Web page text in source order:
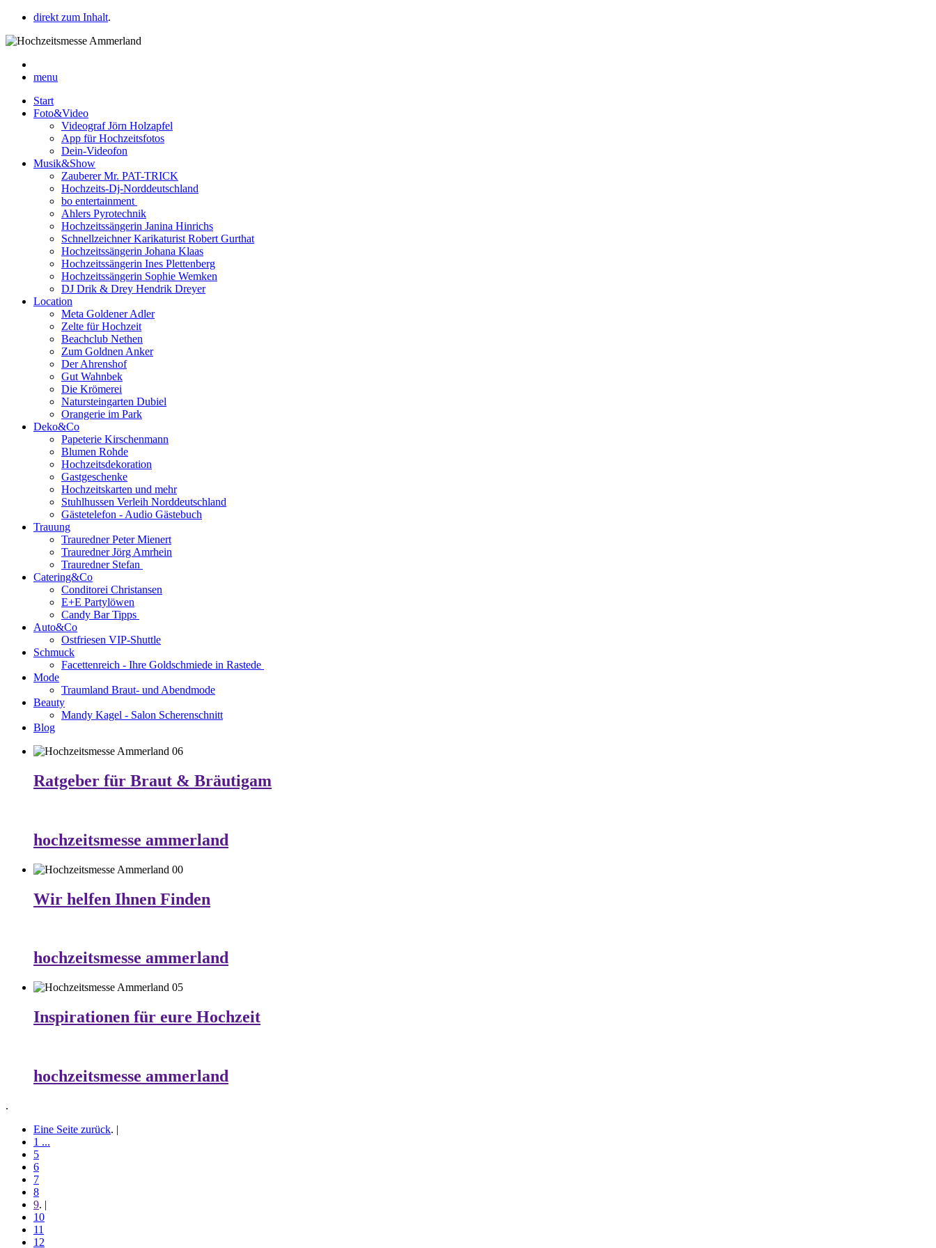
direkt zum Inhalt.
menu
Start
Foto&Video
Videograf Jörn Holzapfel
App für Hochzeitsfotos
Dein-Videofon
Musik&Show
Zauberer Mr. PAT-TRICK
Hochzeits-Dj-Norddeutschland
bo entertainment
Ahlers Pyrotechnik
Hochzeitssängerin Janina Hinrichs
Schnellzeichner Karikaturist Robert Gurthat
Hochzeitssängerin Johana Klaas
Hochzeitssängerin Ines Plettenberg
Hochzeitssängerin Sophie Wemken
DJ Drik & Drey Hendrik Dreyer
Location
Meta Goldener Adler
Zelte für Hochzeit
Beachclub Nethen
Zum Goldnen Anker
Der Ahrenshof
Gut Wahnbek
Die Krömerei
Natursteingarten Dubiel
Orangerie im Park
Deko&Co
Papeterie Kirschenmann
Blumen Rohde
Hochzeitsdekoration
Gastgeschenke
Hochzeitskarten und mehr
Stuhlhussen Verleih Norddeutschland
Gästetelefon - Audio Gästebuch
Trauung
Trauredner Peter Mienert
Trauredner Jörg Amrhein
Trauredner Stefan
Catering&Co
Conditorei Christansen
E+E Partylöwen
Candy Bar Tipps
Auto&Co
Ostfriesen VIP-Shuttle
Schmuck
Facettenreich - Ihre Goldschmiede in Rastede
Mode
Traumland Braut- und Abendmode
Beauty
Mandy Kagel - Salon Scherenschnitt
Blog
Ratgeber für Braut & Bräutigam
hochzeitsmesse ammerland
Wir helfen Ihnen Finden
hochzeitsmesse ammerland
Inspirationen für eure Hochzeit
hochzeitsmesse ammerland
.
Eine Seite zurück. |
1 ...
5
6
7
8
9. |
10
11
12